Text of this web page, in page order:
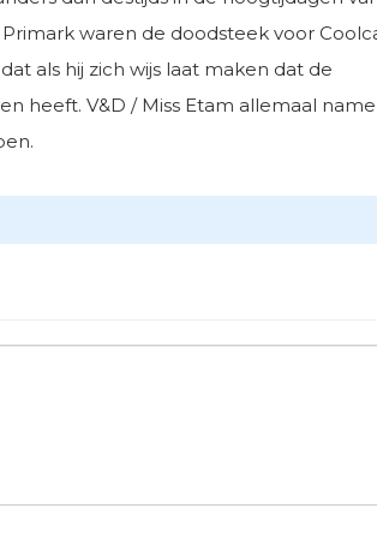
waren de doodsteek voor
als hij zich wijs laat maken dat de
heeft. V&D / Miss Etam allemaal